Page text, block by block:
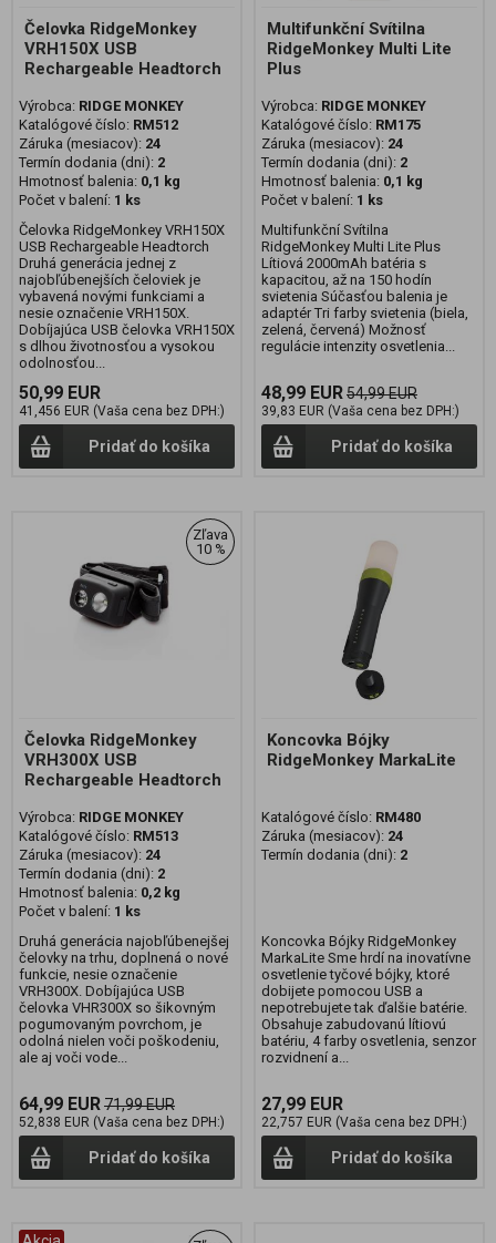
Čelovka RidgeMonkey
VRH150X USB
Rechargeable Headtorch
Výrobca: RIDGE MONKEY
Katalógové číslo: RM512
Záruka (mesiacov): 24
Termín dodania (dni): 2
Hmotnosť balenia: 0,1 kg
Počet v balení: 1 ks
Čelovka RidgeMonkey VRH150X
USB Rechargeable Headtorch
Druhá generácia jednej z
najobľúbenejších čeloviek je
vybavená novými funkciami a
nesie označenie VRH150X.
Dobíjajúca USB čelovka VRH150X
s dlhou životnosťou a vysokou
odolnosťou...
50,99 EUR
41,456 EUR (Vaša cena bez DPH:)
Pridať do košíka
Multifunkční Svítilna
RidgeMonkey Multi Lite
Plus
Výrobca: RIDGE MONKEY
Katalógové číslo: RM175
Záruka (mesiacov): 24
Termín dodania (dni): 2
Hmotnosť balenia: 0,1 kg
Počet v balení: 1 ks
Multifunkční Svítilna
RidgeMonkey Multi Lite Plus
Lítiová 2000mAh batéria s
kapacitou, až na 150 hodín
svietenia Súčasťou balenia je
adaptér Tri farby svietenia (biela,
zelená, červená) Možnosť
regulácie intenzity osvetlenia...
48,99 EUR54,99 EUR
39,83 EUR (Vaša cena bez DPH:)
Pridať do košíka
Zľava
10 %
Čelovka RidgeMonkey
VRH300X USB
Rechargeable Headtorch
Výrobca: RIDGE MONKEY
Katalógové číslo: RM513
Záruka (mesiacov): 24
Termín dodania (dni): 2
Hmotnosť balenia: 0,2 kg
Počet v balení: 1 ks
Druhá generácia najobľúbenejšej
čelovky na trhu, doplnená o nové
funkcie, nesie označenie
VRH300X. Dobíjajúca USB
čelovka VHR300X so šikovným
pogumovaným povrchom, je
odolná nielen voči poškodeniu,
ale aj voči vode...
64,99 EUR71,99 EUR
52,838 EUR (Vaša cena bez DPH:)
Pridať do košíka
Koncovka Bójky
RidgeMonkey MarkaLite
Katalógové číslo: RM480
Záruka (mesiacov): 24
Termín dodania (dni): 2
Koncovka Bójky RidgeMonkey
MarkaLite Sme hrdí na inovatívne
osvetlenie tyčové bójky, ktoré
dobijete pomocou USB a
nepotrebujete tak ďalšie batérie.
Obsahuje zabudovanú lítiovú
batériu, 4 farby osvetlenia, senzor
rozvidnení a...
27,99 EUR
22,757 EUR (Vaša cena bez DPH:)
Pridať do košíka